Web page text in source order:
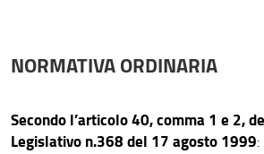
NORMATIVA ORDINARIA
Secondo l’articolo 40, comma 1 e 2,
Legislativo n.368 del 17 agosto 1999
Questionario Medici specializzandi
Trasferimento in uscita